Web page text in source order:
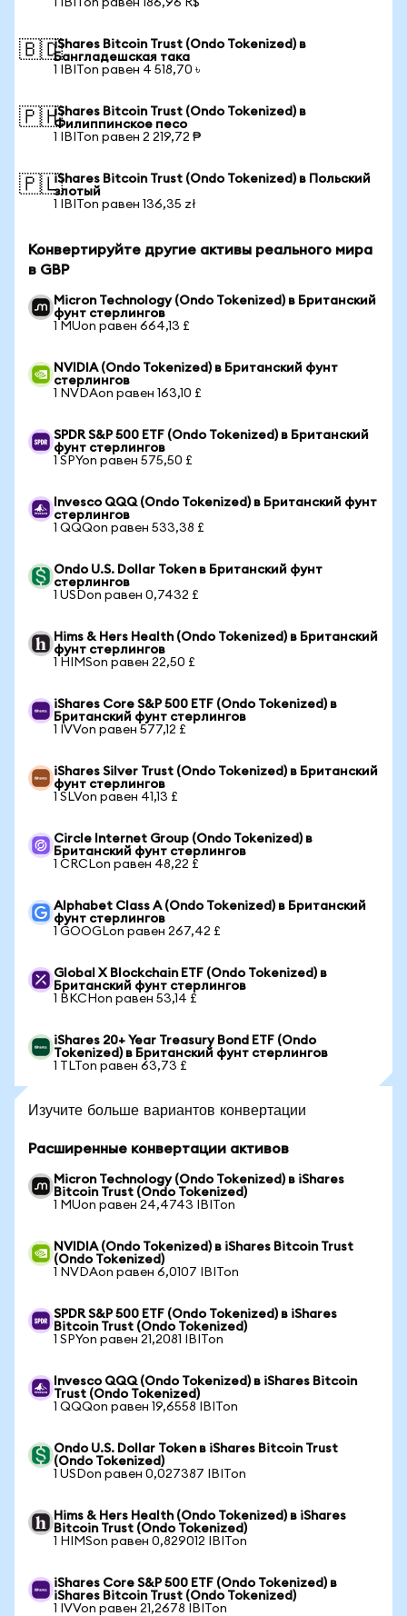
1 IBITon равен 186,96 R$
🇧🇩iShares Bitcoin Trust (Ondo Tokenized) в
Бангладешская така
1 IBITon равен 4 518,70 ৳
🇵🇭iShares Bitcoin Trust (Ondo Tokenized) в
Филиппинское песо
1 IBITon равен 2 219,72 ₱
🇵🇱iShares Bitcoin Trust (Ondo Tokenized) в Польский
злотый
1 IBITon равен 136,35 zł
Конвертируйте другие активы реального мира
в GBP
Micron Technology (Ondo Tokenized) в Британский
фунт стерлингов
1 MUon равен 664,13 £
NVIDIA (Ondo Tokenized) в Британский фунт
стерлингов
1 NVDAon равен 163,10 £
SPDR S&P 500 ETF (Ondo Tokenized) в Британский
фунт стерлингов
1 SPYon равен 575,50 £
Invesco QQQ (Ondo Tokenized) в Британский фунт
стерлингов
1 QQQon равен 533,38 £
Ondo U.S. Dollar Token в Британский фунт
стерлингов
1 USDon равен 0,7432 £
Hims & Hers Health (Ondo Tokenized) в Британский
фунт стерлингов
1 HIMSon равен 22,50 £
iShares Core S&P 500 ETF (Ondo Tokenized) в
Британский фунт стерлингов
1 IVVon равен 577,12 £
iShares Silver Trust (Ondo Tokenized) в Британский
фунт стерлингов
1 SLVon равен 41,13 £
Circle Internet Group (Ondo Tokenized) в
Британский фунт стерлингов
1 CRCLon равен 48,22 £
Alphabet Class A (Ondo Tokenized) в Британский
фунт стерлингов
1 GOOGLon равен 267,42 £
Global X Blockchain ETF (Ondo Tokenized) в
Британский фунт стерлингов
1 BKCHon равен 53,14 £
iShares 20+ Year Treasury Bond ETF (Ondo
Tokenized) в Британский фунт стерлингов
1 TLTon равен 63,73 £
Изучите больше вариантов конвертации
Расширенные конвертации активов
Micron Technology (Ondo Tokenized) в iShares
Bitcoin Trust (Ondo Tokenized)
1 MUon равен 24,4743 IBITon
NVIDIA (Ondo Tokenized) в iShares Bitcoin Trust
(Ondo Tokenized)
1 NVDAon равен 6,0107 IBITon
SPDR S&P 500 ETF (Ondo Tokenized) в iShares
Bitcoin Trust (Ondo Tokenized)
1 SPYon равен 21,2081 IBITon
Invesco QQQ (Ondo Tokenized) в iShares Bitcoin
Trust (Ondo Tokenized)
1 QQQon равен 19,6558 IBITon
Ondo U.S. Dollar Token в iShares Bitcoin Trust
(Ondo Tokenized)
1 USDon равен 0,027387 IBITon
Hims & Hers Health (Ondo Tokenized) в iShares
Bitcoin Trust (Ondo Tokenized)
1 HIMSon равен 0,829012 IBITon
iShares Core S&P 500 ETF (Ondo Tokenized) в
iShares Bitcoin Trust (Ondo Tokenized)
1 IVVon равен 21,2678 IBITon